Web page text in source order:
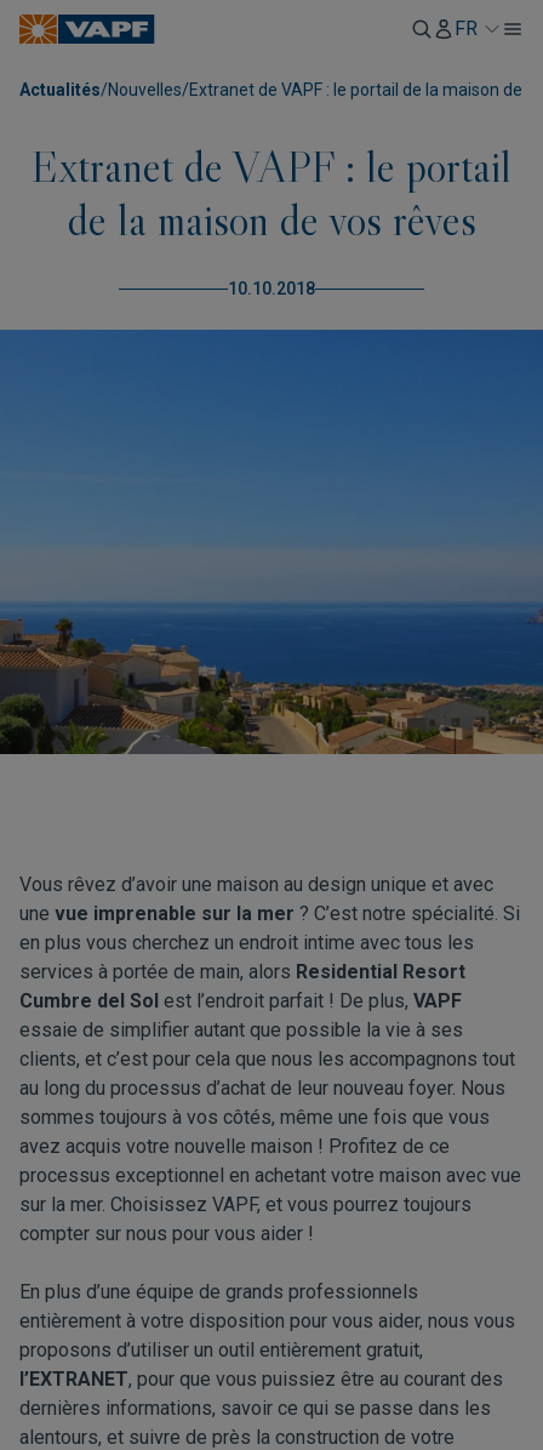
FR
Actualités/Nouvelles/Extranet de VAPF : le portail de la maison de
Extranet de VAPF : le portail
de la maison de vos rêves
10.10.2018
Vous rêvez d’avoir une maison au design unique et avec
une vue imprenable sur la mer ? C’est notre spécialité. Si
en plus vous cherchez un endroit intime avec tous les
services à portée de main, alors Residential Resort
Cumbre del Sol est l’endroit parfait ! De plus, VAPF
essaie de simplifier autant que possible la vie à ses
clients, et c’est pour cela que nous les accompagnons tout
au long du processus d’achat de leur nouveau foyer. Nous
sommes toujours à vos côtés, même une fois que vous
avez acquis votre nouvelle maison ! Profitez de ce
processus exceptionnel en achetant votre maison avec vue
sur la mer. Choisissez VAPF, et vous pourrez toujours
compter sur nous pour vous aider !
En plus d’une équipe de grands professionnels
entièrement à votre disposition pour vous aider, nous vous
proposons d’utiliser un outil entièrement gratuit,
l’EXTRANET, pour que vous puissiez être au courant des
dernières informations, savoir ce qui se passe dans les
alentours, et suivre de près la construction de votre